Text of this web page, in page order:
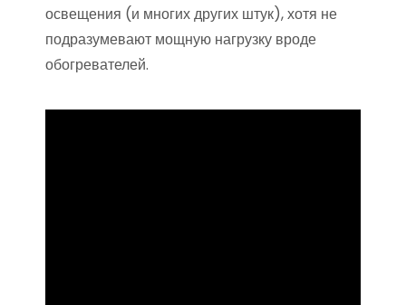
освещения (и многих других штук), хотя не
подразумевают мощную нагрузку вроде
обогревателей.